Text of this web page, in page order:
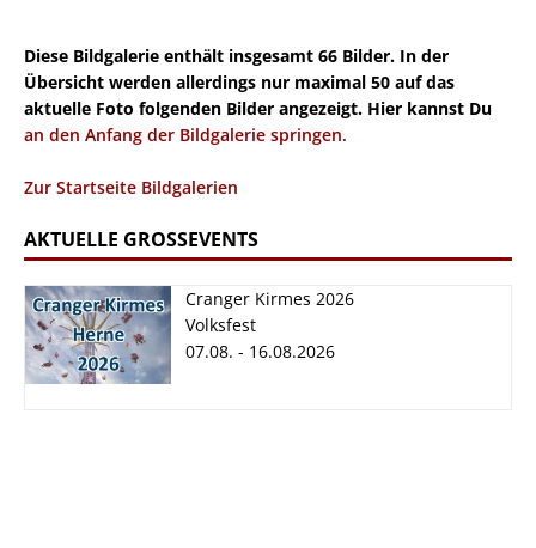
Diese Bildgalerie enthält insgesamt 66 Bilder. In der
Übersicht werden allerdings nur maximal 50 auf das
aktuelle Foto folgenden Bilder angezeigt. Hier kannst Du
an den Anfang der Bildgalerie springen.
Zur Startseite Bildgalerien
AKTUELLE GROSSEVENTS
Cranger Kirmes 2026
Volksfest
07.08. - 16.08.2026